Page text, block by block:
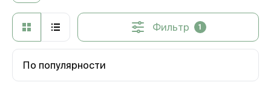
Фильтр 1
По популярности